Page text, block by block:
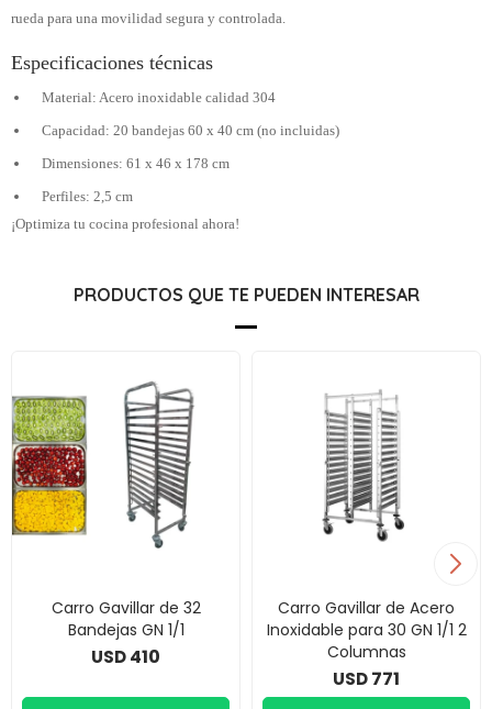
rueda para una movilidad segura y controlada.
Especificaciones técnicas
Material: Acero inoxidable calidad 304
Capacidad: 20 bandejas 60 x 40 cm (no incluidas)
Dimensiones: 61 x 46 x 178 cm
Perfiles: 2,5 cm
¡Optimiza tu cocina profesional ahora!
PRODUCTOS QUE TE PUEDEN INTERESAR
Carro Gavillar de 32
Bandejas GN 1/1
USD410
Carro Gavillar de Acero
Inoxidable para 30 GN 1/1 2
Columnas
USD771